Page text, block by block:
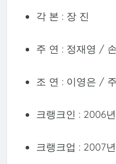
각 본 : 장 진
주 연 : 정재영 /
조 연 : 이영은 /
크랭크인 : 2006
크랭크업 : 2007년